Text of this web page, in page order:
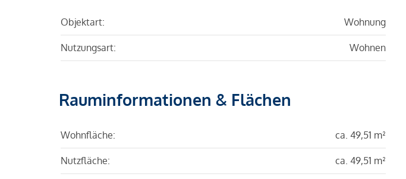
Objektart: Wohnung
Nutzungsart: Wohnen
Rauminformationen & Flächen
Wohnfläche: ca. 49,51 m²
Nutzfläche: ca. 49,51 m²